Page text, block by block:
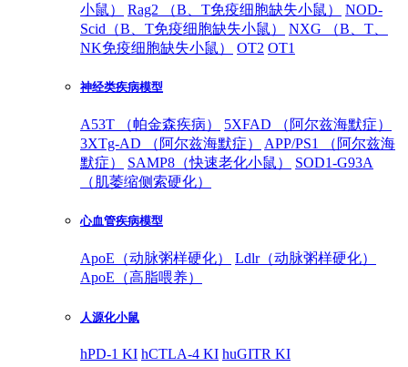
小鼠）
Rag2 （B、T免疫细胞缺失小鼠）
NOD-
Scid（B、T免疫细胞缺失小鼠）
NXG （B、T、
NK免疫细胞缺失小鼠）
OT2 OT1
神经类疾病模型
A53T （帕金森疾病）
5XFAD （阿尔兹海默症）
3XTg-AD （阿尔兹海默症）
APP/PS1 （阿尔兹海
默症）
SAMP8（快速老化小鼠）
SOD1-G93A
（肌萎缩侧索硬化）
心血管疾病模型
ApoE（动脉粥样硬化）
Ldlr（动脉粥样硬化）
ApoE（高脂喂养）
人源化小鼠
hPD-1 KI hCTLA-4 KI huGITR KI